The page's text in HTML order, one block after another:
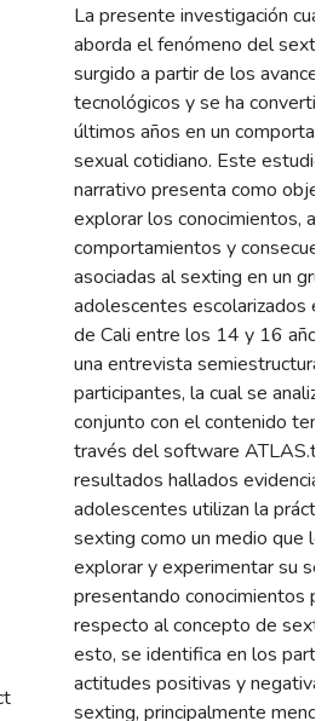
La presente investigación
aborda el fenómeno del
surgido a partir de los avances
tecnológicos y se ha
últimos años en un
sexual cotidiano. Este estudio
narrativo presenta como
explorar los conocimientos,
comportamientos y
asociadas al sexting en un
adolescentes escolarizados
de Cali entre los 14 y 16
una entrevista
participantes, la cual se
conjunto con el contenido
través del software ATLAS.ti
resultados hallados
adolescentes utilizan la
sexting como un medio que
explorar y experimentar su
presentando conocimientos
respecto al concepto de
esto, se identifica en los
actitudes positivas y
sexting, principalmente